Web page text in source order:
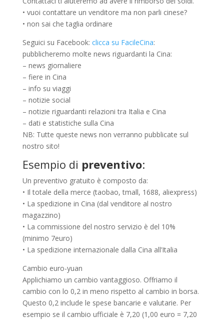
• vuoi contattare un venditore ma non parli cinese?
• non sai che taglia ordinare
Seguici su Facebook: clicca su FacileCina:
pubblicheremo molte news riguardanti la Cina:
– news giornaliere
– fiere in Cina
– info su viaggi
– notizie social
– notizie riguardanti relazioni tra Italia e Cina
– dati e statistiche sulla Cina
NB: Tutte queste news non verranno pubblicate sul
nostro sito!
Esempio di preventivo:
Un preventivo gratuito è composto da:
• Il totale della merce (taobao, tmall, 1688, aliexpress)
• La spedizione in Cina (dal venditore al nostro
magazzino)
• La commissione del nostro servizio è del 10%
(minimo 7euro)
• La spedizione internazionale dalla Cina all’Italia
Cambio euro-yuan
Applichiamo un cambio vantaggioso. Offriamo il
cambio con lo 0,2 in meno rispetto al cambio in borsa.
Questo 0,2 include le spese bancarie e valutarie. Per
esempio se il cambio ufficiale è 7,20 (1,00 euro = 7,20